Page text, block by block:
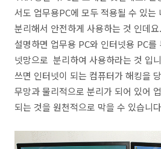
서도 업무용PC에 모두 적용될 수 있는
분리해서 안전하게 사용하는 것 인데
설명하면 업무용 PC와 인터넷용 PC를
넷망으로 분리하여 사용하라는 것 입
쓰면 인터넷이 되는 컴퓨터가 해킹을
무망과 물리적으로 분리가 되어 있어
되는 것을 원천적으로 막을 수 있습니